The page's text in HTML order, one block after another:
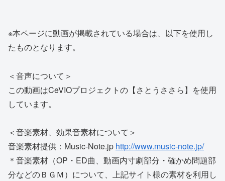
※本ページに動画が掲載されている場合は、以下を使用し
たものとなります。
＜音声について＞
この動画はCeVIOプロジェクトの【さとうささら】を使用
しています。
＜音楽素材、効果音素材について＞
音楽素材提供：Music-Note.jp http://www.music-note.jp/
＊音楽素材（OP・ED曲、動画内寸劇部分・確かめ問題部
分などのＢＧＭ）について、上記サイト様の素材を利用し